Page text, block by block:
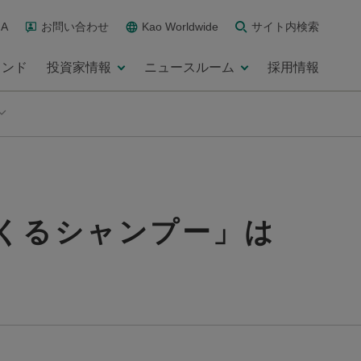
お問い合わせ Kao Worldwide サイト内検索
ド 投資家情報 ニュースルーム 採用情報
るシャンプー」は